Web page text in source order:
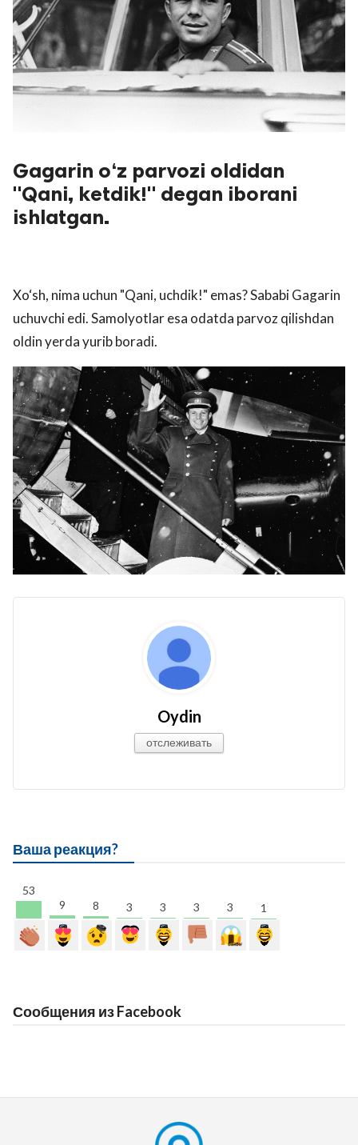
Gagarin o‘z parvozi oldidan
"Qani, ketdik!" degan iborani
ishlatgan.
Xo‘sh, nima uchun "Qani, uchdik!" emas? Sababi Gagarin
uchuvchi edi. Samolyotlar esa odatda parvoz qilishdan
oldin yerda yurib boradi.
Oydin
отслеживать
Ваша реакция?
53
9
8 3 3 3 3 1
Сообщения из Facebook